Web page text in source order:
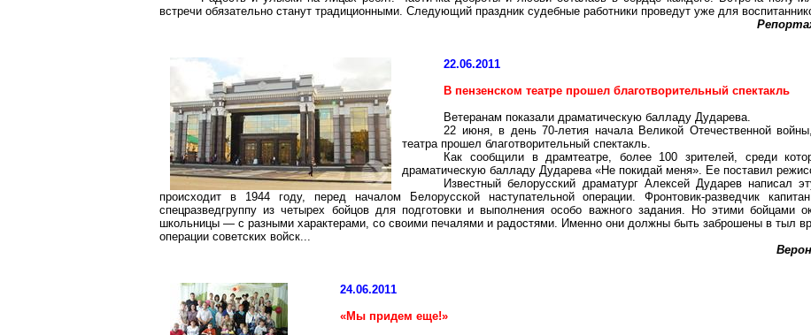
встречи обязательно станут традиционными. Следующий праздник судебные работники проведут уже для
22.06.2011
В пензенском театре прошел благотворительный спектакль
Ветеранам показали драматическую балладуДударева.
22 июня, в день 70-летия начала Великой Отечественной
театра прошел благотворительный спектакль.
Как сообщили в драмтеатре, более 100 зрителей, среди
драматическую балладу Дударева«Не покидай меня». Ее поставил
Известный белорусский драматург Алексей Дударевнаписал
происходит в 1944 году, перед началом Белорусской наступательной операции. Фронтовик-разведчик
спецразведгруппу из четырех бойцов для подготовки и выполнения особо важного задания. Но этими бойцами
школьницы — с разными характерами, со своими печалями и радостями. Именно они должны быть заброшены в тыл
операции советских войск...
24.06.2011
«Мы придем еще!»